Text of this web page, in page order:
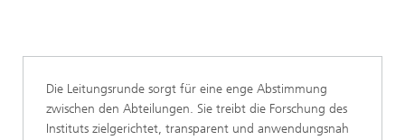
Die Leitungsrunde sorgt für eine enge Abstimmung
zwischen den Abteilungen. Sie treibt die Forschung des
Instituts zielgerichtet, transparent und anwendungsnah